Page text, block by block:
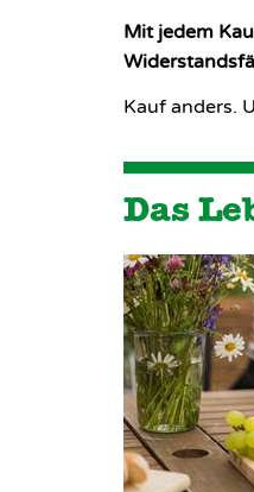
Mit jedem
Kauf anders.
Das